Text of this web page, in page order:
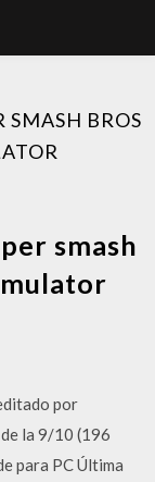
SMASH BROS
smash
por
la 9/10 (196
para PC Última